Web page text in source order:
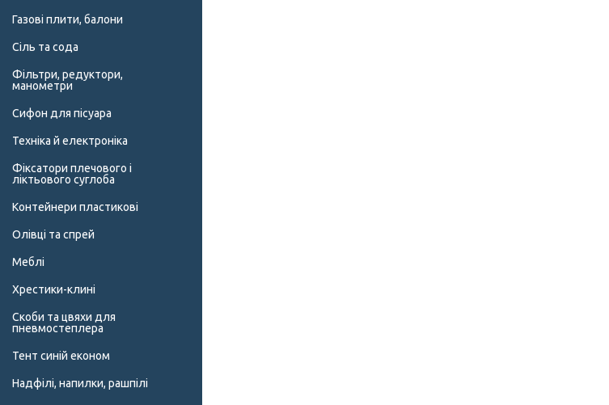
Газові плити, балони
Сіль та сода
Фільтри, редуктори,
манометри
Сифон для пісуара
Техніка й електроніка
Фіксатори плечового і
ліктьового суглоба
Контейнери пластикові
Олівці та спрей
Меблі
Хрестики-клині
Скоби та цвяхи для
пневмостеплера
Тент синій економ
Надфілі, напилки, рашпілі